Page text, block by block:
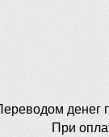
денег
При